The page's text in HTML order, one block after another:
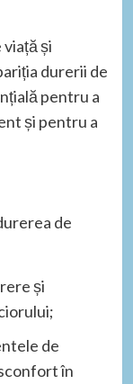
și
durerii de
pentru a
și pentru a
de
și
de
în